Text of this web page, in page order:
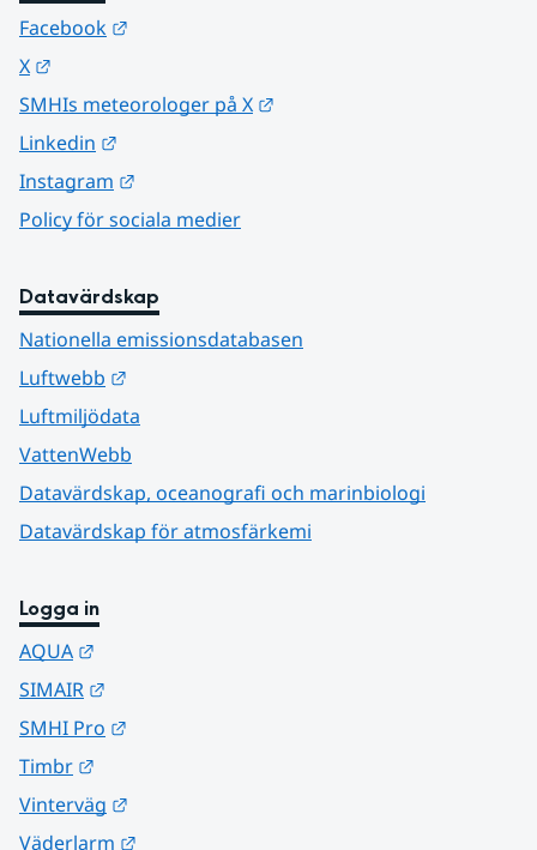
Facebook
X
SMHIs meteorologer på X
Linkedin
Instagram
Policy för sociala medier
Datavärdskap
Nationella emissionsdatabasen
Luftwebb
Luftmiljödata
VattenWebb
Datavärdskap, oceanografi och marinbiologi
Datavärdskap för atmosfärkemi
Logga in
AQUA
SIMAIR
SMHI Pro
Timbr
Vinterväg
Väderlarm